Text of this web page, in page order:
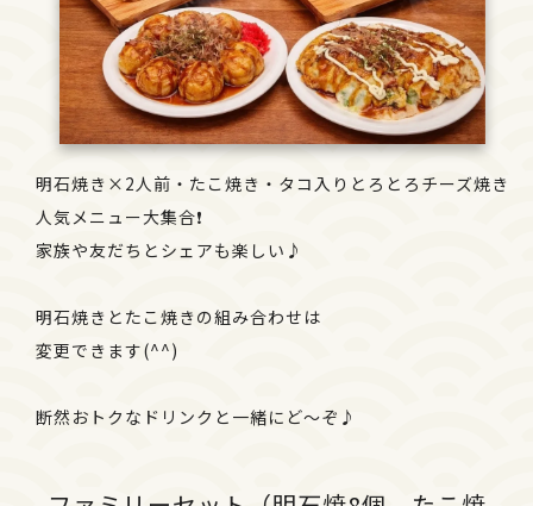
明石焼き×2人前・たこ焼き・タコ入りとろとろチーズ焼き
人気メニュー大集合❗
家族や友だちとシェアも楽しい♪
明石焼きとたこ焼きの組み合わせは
変更できます(^^)
断然おトクなドリンクと一緒にど〜ぞ♪